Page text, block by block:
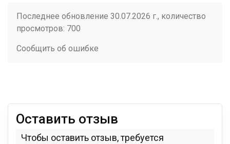
Последнее обновление 30.07.2026 г., количество
просмотров: 700
Сообщить об ошибке
Оставить отзыв
Чтобы оставить отзыв, требуется